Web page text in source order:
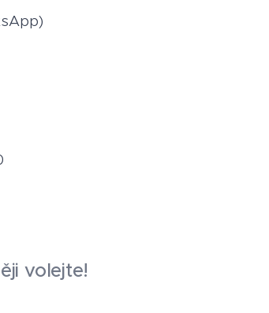
volejte!